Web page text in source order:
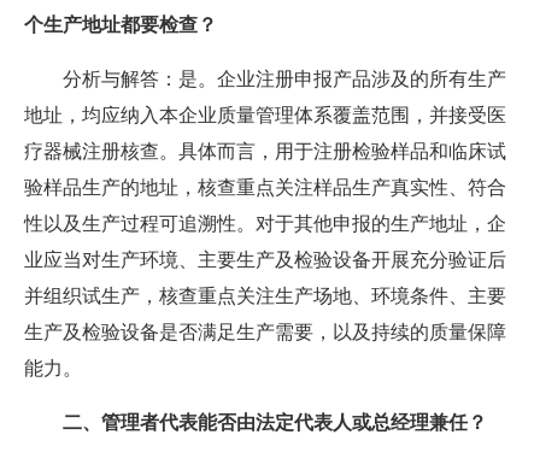
个生产地址都要检查？
分析与解答：是。企业注册申报产品涉及的所有生产
地址，均应纳入本企业质量管理体系覆盖范围，并接受医
疗器械注册核查。具体而言，用于注册检验样品和临床试
验样品生产的地址，核查重点关注样品生产真实性、符合
性以及生产过程可追溯性。对于其他申报的生产地址，企
业应当对生产环境、主要生产及检验设备开展充分验证后
并组织试生产，核查重点关注生产场地、环境条件、主要
生产及检验设备是否满足生产需要，以及持续的质量保障
能力。
二、管理者代表能否由法定代表人或总经理兼任？